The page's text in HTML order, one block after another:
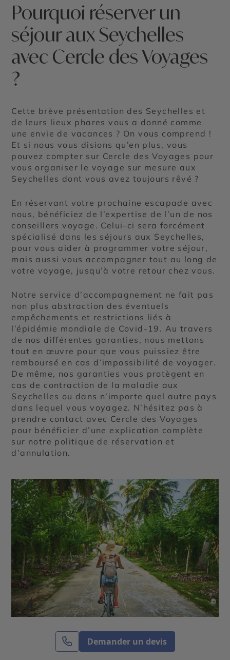
Demander un devis
Pourquoi réserver un
séjour aux Seychelles
avec Cercle des Voyages
?
Cette brève présentation des Seychelles et
de leurs lieux phares vous a donné comme
une envie de vacances ? On vous comprend !
Et si nous vous disions qu’en plus, vous
pouvez compter sur Cercle des Voyages pour
vous organiser le voyage sur mesure aux
Seychelles dont vous avez toujours rêvé ?
En réservant votre prochaine escapade avec
nous, bénéficiez de l’expertise de l’un de nos
conseillers voyage. Celui-ci sera forcément
spécialisé dans les séjours aux Seychelles,
pour vous aider à programmer votre séjour,
mais aussi vous accompagner tout au long de
votre voyage, jusqu’à votre retour chez vous.
Notre service d’accompagnement ne fait pas
non plus abstraction des éventuels
empêchements et restrictions liés à
l’épidémie mondiale de Covid-19. Au travers
de nos différentes garanties, nous mettons
tout en œuvre pour que vous puissiez être
remboursé en cas d’impossibilité de voyager.
De même, nos garanties vous protègent en
cas de contraction de la maladie aux
Seychelles ou dans n’importe quel autre pays
dans lequel vous voyagez. N’hésitez pas à
prendre contact avec Cercle des Voyages
pour bénéficier d’une explication complète
sur notre politique de réservation et
d’annulation.
©
Découvrez aussi